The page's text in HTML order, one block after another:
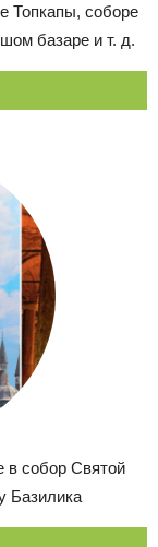
Топкапы, соборе
базаре и т. д.
в собор Святой
Базилика